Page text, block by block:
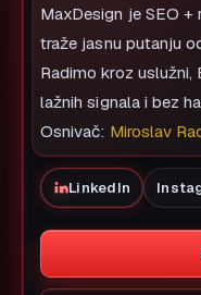
MaxDesign je SEO
traže jasnu putanju
Radimo kroz
lažnih signala i bez
Osnivač: Miroslav
LinkedIn